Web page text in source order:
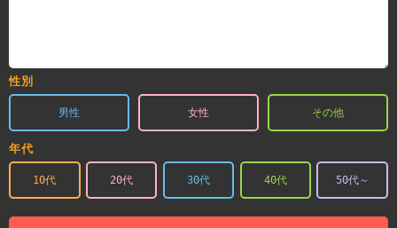
性別
男性 女性 その他
年代
10代 20代 30代 40代 50代～